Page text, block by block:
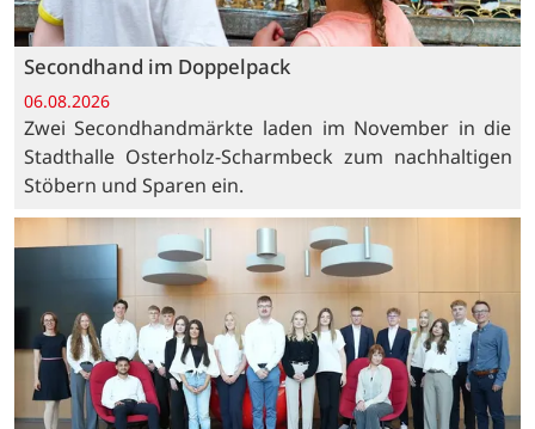
Secondhand im Doppelpack
06.08.2026
Zwei Secondhandmärkte laden im November in die
Stadthalle Osterholz-Scharmbeck zum nachhaltigen
Stöbern und Sparen ein.